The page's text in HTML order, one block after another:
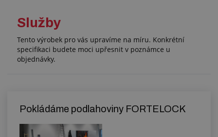
Služby
Tento výrobek pro vás upravíme na míru. Konkrétní
specifikaci budete moci upřesnit v poznámce u
objednávky.
Pokládáme podlahoviny FORTELOCK